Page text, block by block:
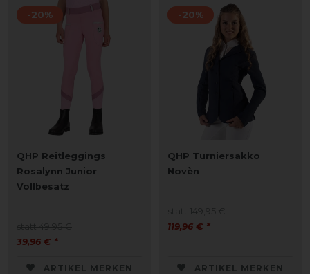
-20%
QHP Reitleggings
Rosalynn Junior
Vollbesatz
39,96 € *
ARTIKEL MERKEN
-20%
QHP Turniersakko
Novèn
119,96 € *
ARTIKEL MERKEN